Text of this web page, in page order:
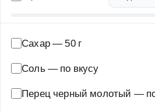
Сахар— 50 г
Соль — по вкусу
Перец черный молотый —